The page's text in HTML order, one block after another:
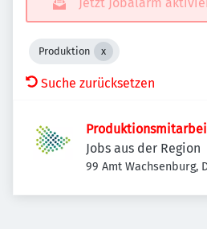
Produktion
Suche zurücksetzen
Jobs aus der Region
99 Amt Wachsenburg,